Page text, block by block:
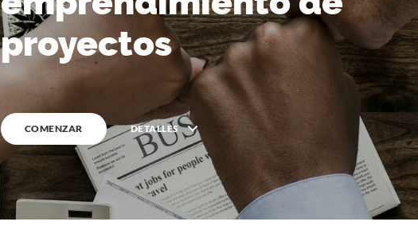
proyectos
COMENZAR DETALLES